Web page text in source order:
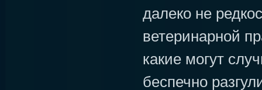
далеко не
ветеринарной
какие могут
беспечно